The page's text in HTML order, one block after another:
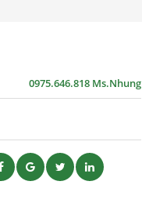
0975.646.818 Ms.Nhung